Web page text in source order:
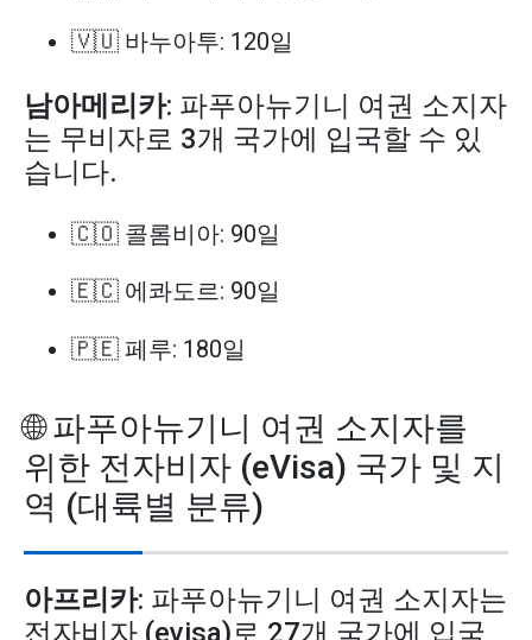
🇻🇺 바누아투: 120일
남아메리카: 파푸아뉴기니 여권 소지자
는 무비자로 3개 국가에 입국할 수 있
습니다.
🇨🇴 콜롬비아: 90일
🇪🇨 에콰도르: 90일
🇵🇪 페루: 180일
🌐 파푸아뉴기니 여권 소지자를
위한 전자비자 (eVisa) 국가 및 지
역 (대륙별 분류)
아프리카: 파푸아뉴기니 여권 소지자는
전자비자 (evisa)로 27개 국가에 입국